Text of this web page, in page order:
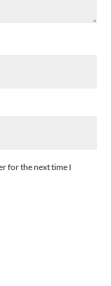
for the next time I